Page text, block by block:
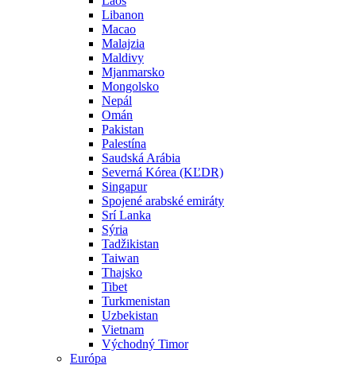
Libanon
Macao
Malajzia
Maldivy
Mjanmarsko
Mongolsko
Nepál
Omán
Pakistan
Palestína
Saudská Arábia
Severná Kórea (KĽDR)
Singapur
Spojené arabské emiráty
Srí Lanka
Sýria
Tadžikistan
Taiwan
Thajsko
Tibet
Turkmenistan
Uzbekistan
Vietnam
Východný Timor
Európa